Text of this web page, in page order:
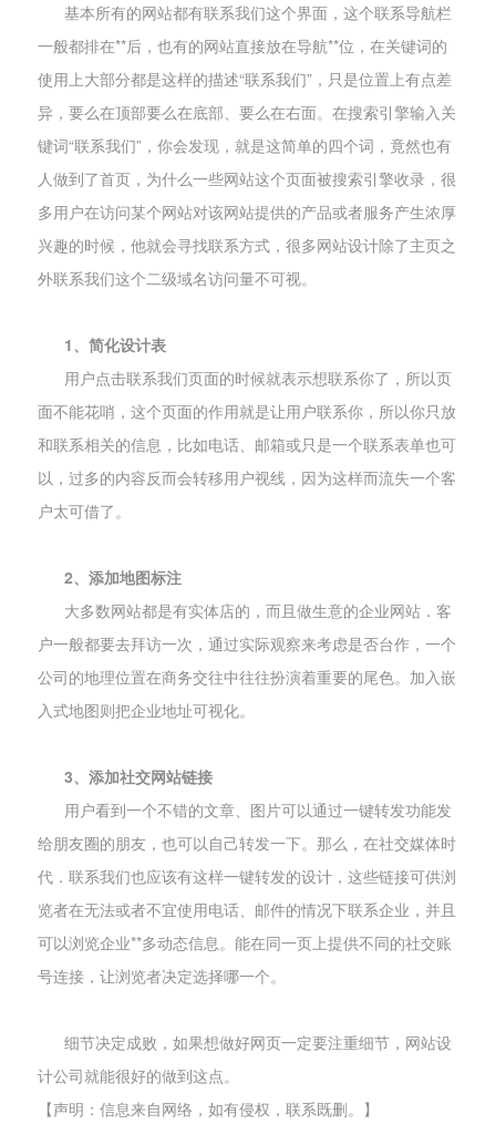
基本所有的网站都有联系我们这个界面，这个联系导航栏
一般都排在**后，也有的网站直接放在导航**位，在关键词的
使用上大部分都是这样的描述“联系我们”，只是位置上有点差
异，要么在顶部要么在底部、要么在右面。在搜索引擎输入关
键词“联系我们”，你会发现，就是这简单的四个词，竟然也有
人做到了首页，为什么一些网站这个页面被搜索引擎收录，很
多用户在访问某个网站对该网站提供的产品或者服务产生浓厚
兴趣的时候，他就会寻找联系方式，很多网站设计除了主页之
外联系我们这个二级域名访问量不可视。
1、简化设计表
用户点击联系我们页面的时候就表示想联系你了，所以页
面不能花哨，这个页面的作用就是让用户联系你，所以你只放
和联系相关的信息，比如电话、邮箱或只是一个联系表单也可
以，过多的内容反而会转移用户视线，因为这样而流失一个客
户太可借了。
2、添加地图标注
大多数网站都是有实体店的，而且做生意的企业网站．客
户一般都要去拜访一次，通过实际观察来考虑是否台作，一个
公司的地理位置在商务交往中往往扮演着重要的尾色。加入嵌
入式地图则把企业地址可视化。
3、添加社交网站链接
用户看到一个不错的文章、图片可以通过一键转发功能发
给朋友圈的朋友，也可以自己转发一下。那么，在社交媒体时
代．联系我们也应该有这样一键转发的设计，这些链接可供浏
览者在无法或者不宜使用电话、邮件的情况下联系企业，并且
可以浏览企业**多动态信息。能在同一页上提供不同的社交账
号连接，让浏览者决定选择哪一个。
细节决定成败，如果想做好网页一定要注重细节，网站设
计公司就能很好的做到这点。
【声明：信息来自网络，如有侵权，联系既删。】